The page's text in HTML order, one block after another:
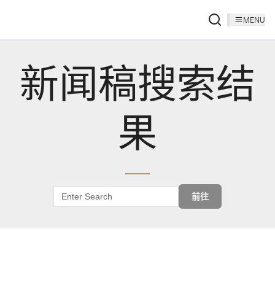
MENU
新闻稿搜索结
果
前往